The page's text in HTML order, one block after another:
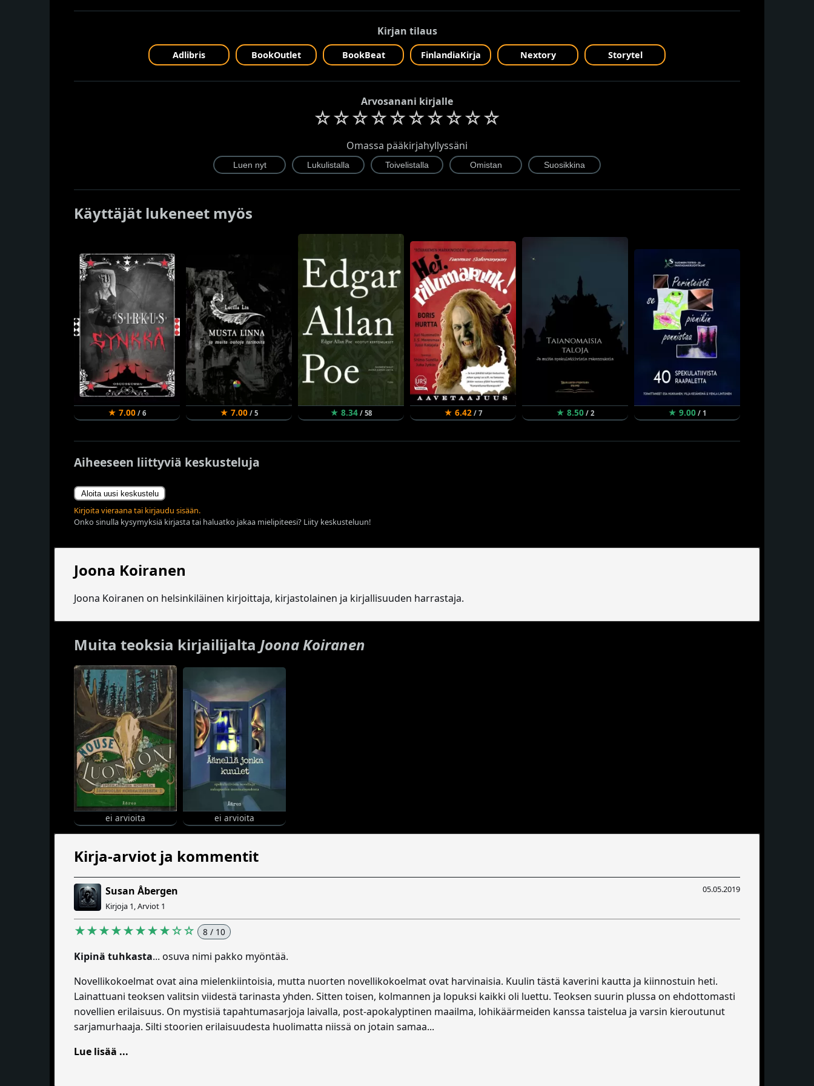
Kirjan tilaus
Adlibris BookOutlet BookBeat FinlandiaKirja Nextory Storytel
Arvosanani kirjalle
☆☆☆☆☆☆☆☆☆☆
Omassa pääkirjahyllyssäni
Käyttäjät lukeneet myös
★ 7.00 / 6 ★ 7.00 / 5 ★ 8.34 / 58 ★ 6.42 / 7 ★ 8.50 / 2 ★ 9.00 / 1
Aiheeseen liittyviä keskusteluja
Aloita uusi keskustelu
Kirjoita vieraana tai kirjaudu sisään.
Onko sinulla kysymyksiä kirjasta tai haluatko jakaa mielipiteesi? Liity keskusteluun!
Joona Koiranen
Joona Koiranen on helsinkiläinen kirjoittaja, kirjastolainen ja kirjallisuuden harrastaja.
Muita teoksia kirjailijalta Joona Koiranen
ei arvioita ei arvioita
Kirja-arviot ja kommentit
05.05.2019
Susan Åbergen
Kirjoja 1, Arviot 1
★★★★★★★★☆☆ 8 / 10
Kipinä tuhkasta... osuva nimi pakko myöntää.
Novellikokoelmat ovat aina mielenkiintoisia, mutta nuorten novellikokoelmat ovat harvinaisia. Kuulin tästä kaverini kautta ja kiinnostuin heti.
Lainattuani teoksen valitsin viidestä tarinasta yhden. Sitten toisen, kolmannen ja lopuksi kaikki oli luettu. Teoksen suurin plussa on ehdottomasti
novellien erilaisuus. On mystisiä tapahtumasarjoja laivalla, post-apokalyptinen maailma, lohikäärmeiden kanssa taistelua ja varsin kieroutunut
sarjamurhaaja. Silti stoorien erilaisuudesta huolimatta niissä on jotain samaa...
Lue lisää ...